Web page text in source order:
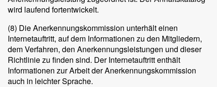
wird laufend fortentwickelt.
(8) Die Anerkennungskommission unterhält einen
Internetauftritt, auf dem Informationen zu den Mitgliedern,
dem Verfahren, den Anerkennungsleistungen und dieser
Richtlinie zu finden sind. Der Internetauftritt enthält
Informationen zur Arbeit der Anerkennungskommission
auch in leichter Sprache.